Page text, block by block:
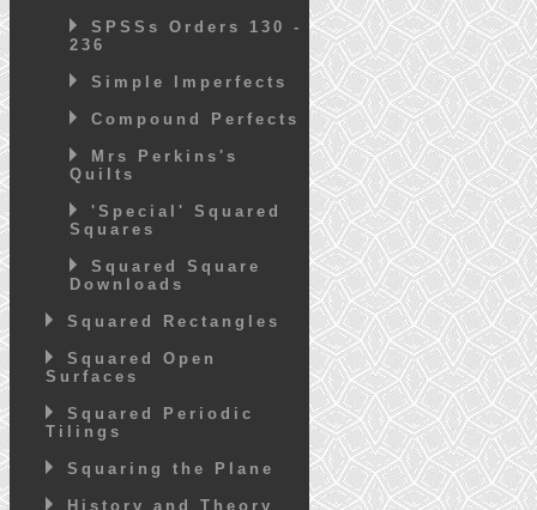
SPSSs Orders 130 -
236
Simple Imperfects
Compound Perfects
Mrs Perkins's
Quilts
'Special' Squared
Squares
Squared Square
Downloads
Squared Rectangles
Squared Open
Surfaces
Squared Periodic
Tilings
Squaring the Plane
History and Theory